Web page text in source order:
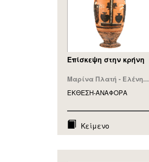
Επίσκεψη στην κρήνη
Μαρίνα Πλατή - Ελένη...
ΕΚΘΕΣΗ-ΑΝΑΦΟΡA
Κείμενο